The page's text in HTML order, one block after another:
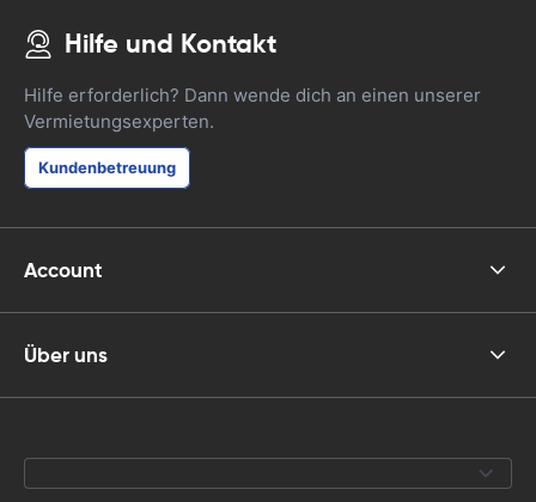
Hilfe und Kontakt
Hilfe erforderlich? Dann wende dich an einen unserer
Vermietungsexperten.
Kundenbetreuung
Account
Über uns